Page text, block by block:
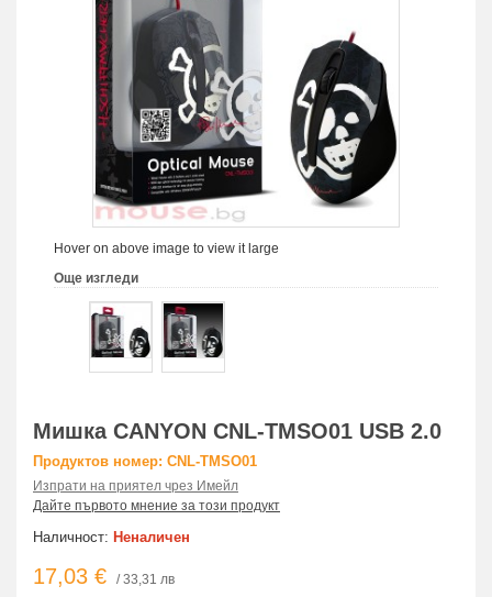
Hover on above image to view it large
Още изгледи
Мишка CANYON CNL-TMSO01 USB 2.0
Продуктов номер: CNL-TMSO01
Изпрати на приятел чрез Имейл
Дайте първото мнение за този продукт
Наличност: Неналичен
17,03 € / 33,31 лв